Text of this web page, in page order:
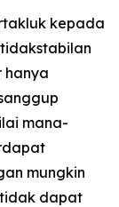
kepada
hanya
mana-
mungkin
dapat